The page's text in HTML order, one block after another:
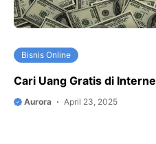
Bisnis Online
Cari Uang Gratis di
Aurora April 23, 2025